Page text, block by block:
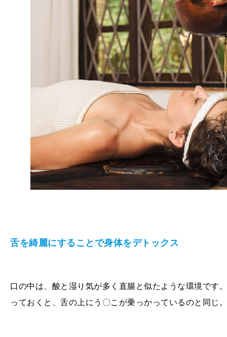
舌を綺麗にすることで身体をデトックス
口の中は、酸と湿り気が多く直腸と似たような環境です
っておくと、舌の上にう〇こが乗っかっているのと同じ。